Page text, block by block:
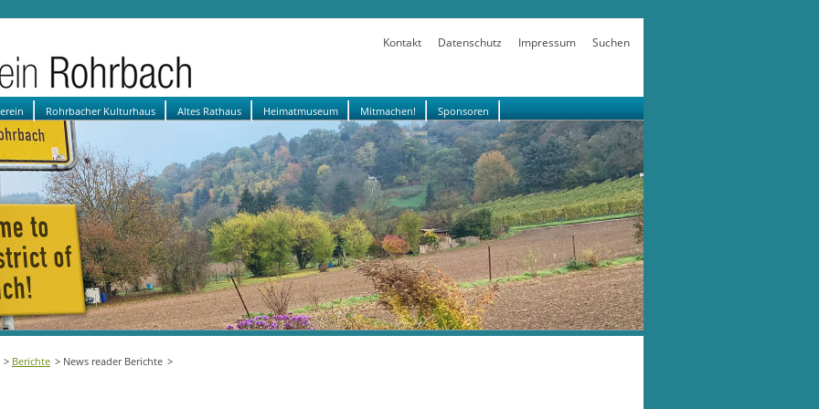
Kontakt Datenschutz Impressum Suchen
Rohrbacher Kulturhaus Altes Rathaus Heimatmuseum Mitmachen! Sponsoren
Berichte News reader Berichte